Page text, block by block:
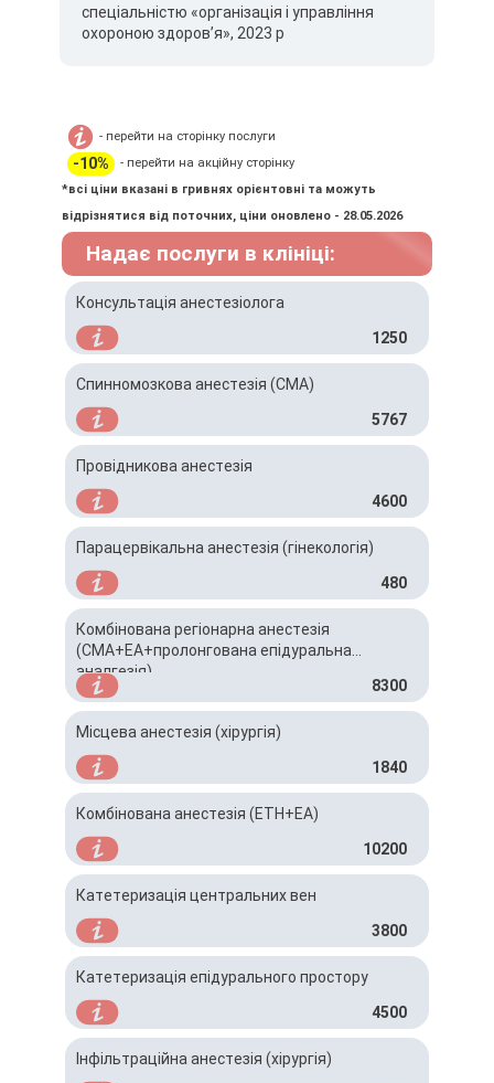
спеціальністю «організація і управління
охороною здоров’я», 2023 р
- перейти на сторінку послуги
-10%
- перейти на акційну сторінку
*всі ціни вказані в гривнях орієнтовні та можуть
відрізнятися від поточних, ціни оновлено - 28.05.2026
Надає послуги в клініці:
Консультація анестезіолога
1250
Спинномозкова анестезія (СМА)
5767
Провідникова анестезія
4600
Парацервікальна анестезія (гінекологія)
480
Комбінована регіонарна анестезія
(СМА+ЕА+пролонгована епідуральна
аналгезія)
8300
Місцева анестезія (хірургія)
1840
Комбінована анестезія (ЕТН+ЕА)
10200
Катетеризація центральних вен
3800
Катетеризація епідурального простору
4500
Інфільтраційна анестезія (хірургія)